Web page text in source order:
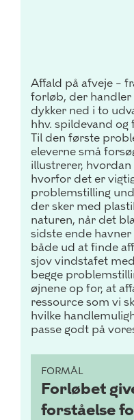
Affald på afveje –
forløb, der handler
dykker ned i to
hhv. spildevand
Til den første
eleverne små
illustrerer,
hvorfor det er
problemstilling
der sker med
naturen, når det
sidste ende havner
både ud at finde
sjov vindstafet
begge
øjnene op for, at
ressource som vi
hvilke
passe godt på
FORMÅL
Forløbet
forståelse